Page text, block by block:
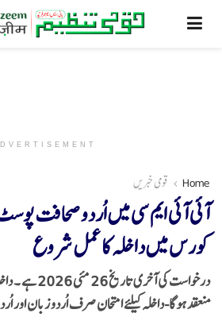
Home قومی خبریں
آئی آئی ایم سی میں اُردو صحافت
کورس میں داخلہ کا عمل شروع
منعقد ہوگا-داخلہ کیلئے امتحان صرف اُردو زبان اور